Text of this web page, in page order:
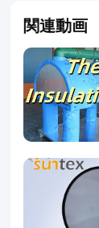
関連動画